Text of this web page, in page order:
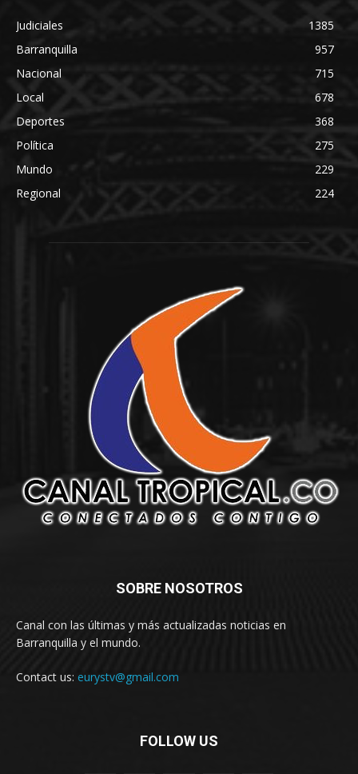
Judiciales
1385
Barranquilla
957
Nacional
715
Local
678
Deportes
368
Política
275
Mundo
229
Regional
224
SOBRE NOSOTROS
Canal con las últimas y más actualizadas noticias en
Barranquilla y el mundo.
Contact us: eurystv@gmail.com
FOLLOW US